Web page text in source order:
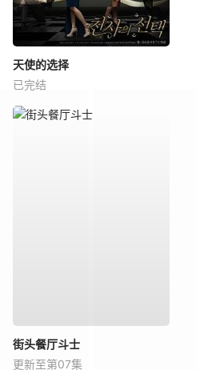
天使的选择
已完结
街头餐厅斗士
更新至第07集